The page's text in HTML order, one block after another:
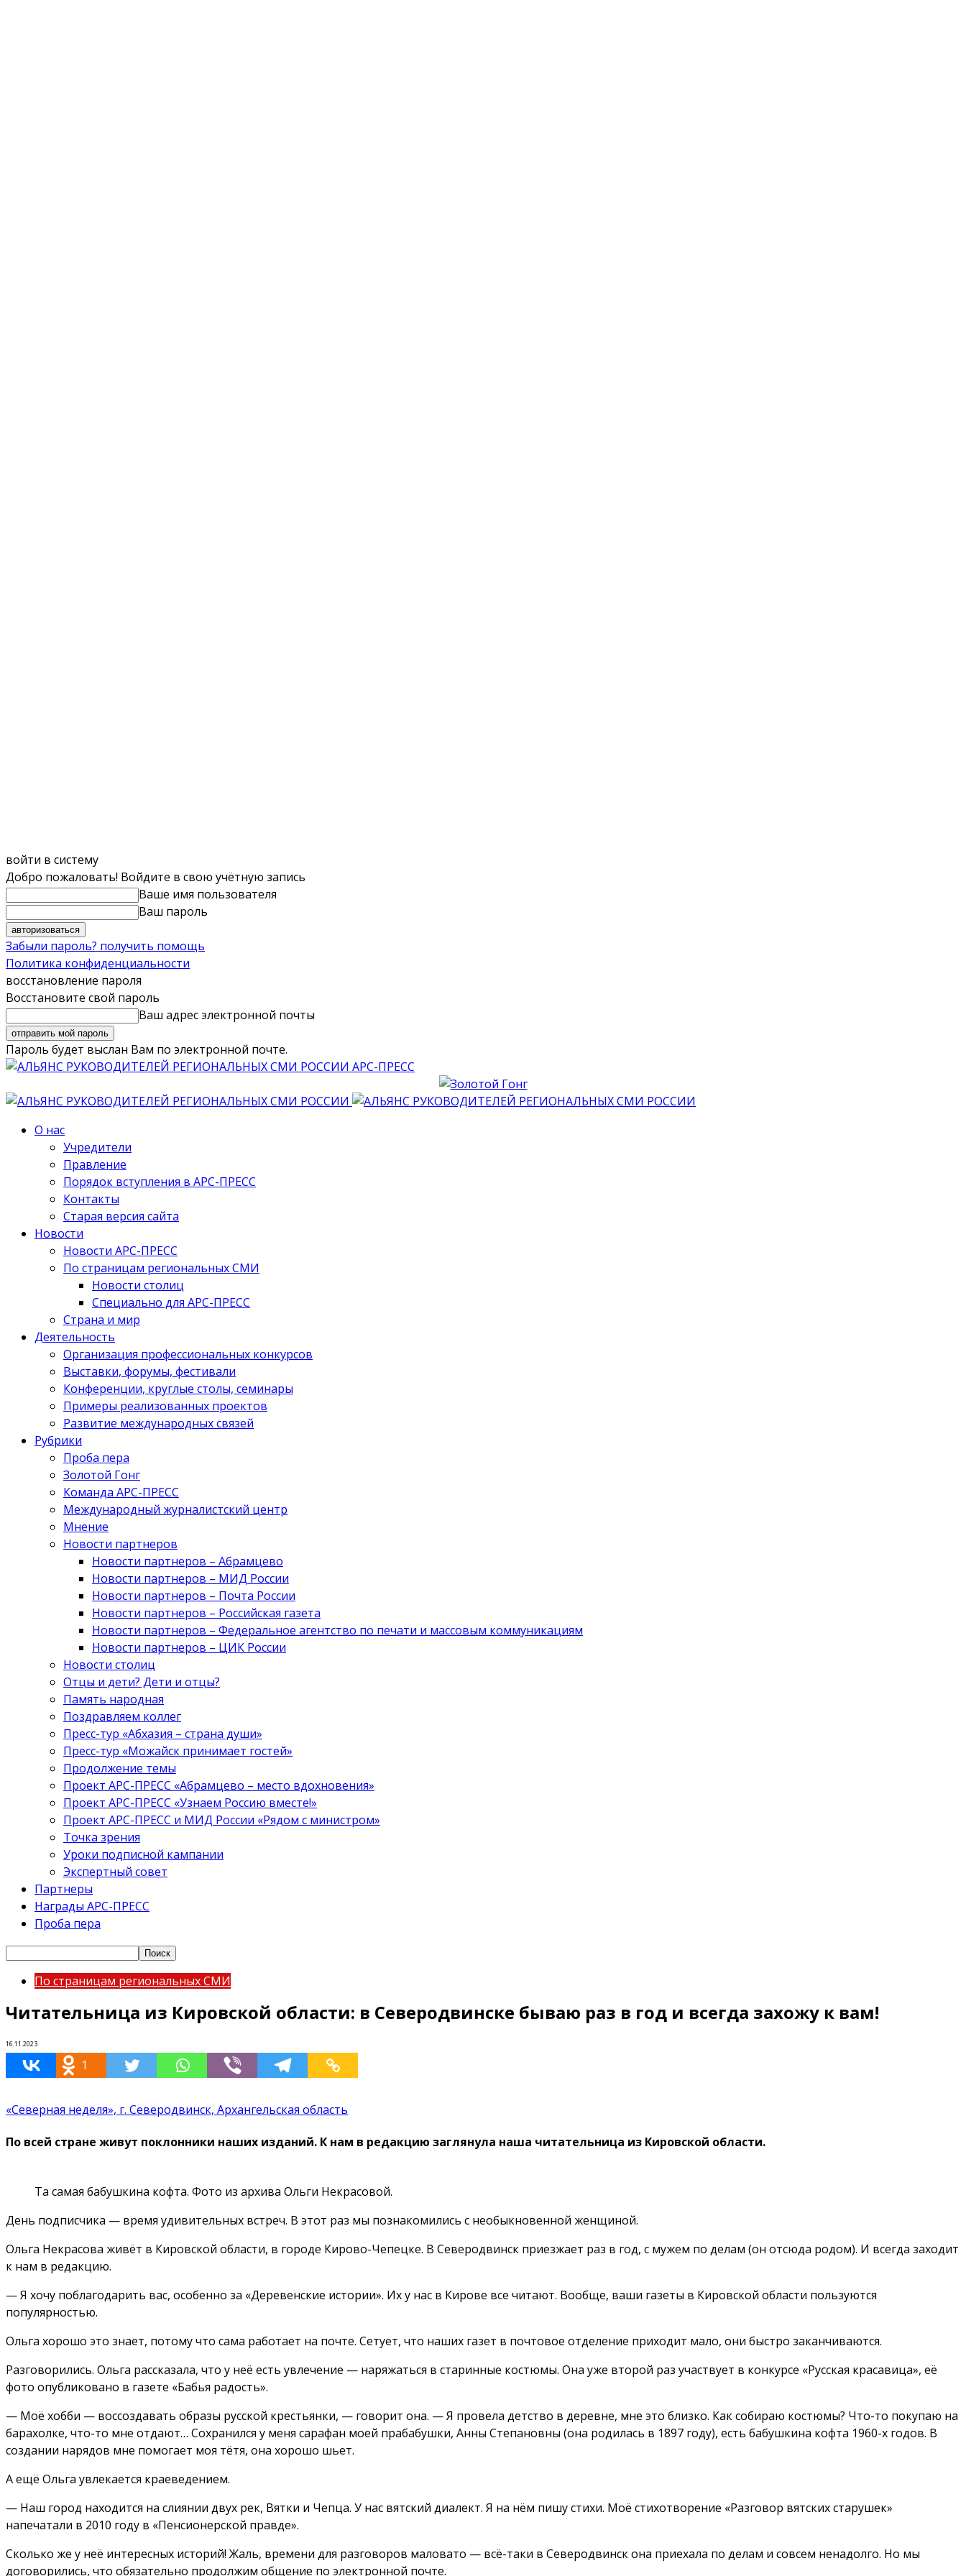
войти в систему
Добро пожаловать! Войдите в свою учётную запись
Ваше имя пользователя
Ваш пароль
Забыли пароль? получить помощь
Политика конфиденциальности
восстановление пароля
Восстановите свой пароль
Ваш адрес электронной почты
Пароль будет выслан Вам по электронной почте.
АРС-ПРЕСС
О нас
Учредители
Правление
Порядок вступления в АРС-ПРЕСС
Контакты
Старая версия сайта
Новости
Новости АРС-ПРЕСС
По страницам региональных СМИ
Новости столиц
Специально для АРС-ПРЕСС
Страна и мир
Деятельность
Организация профессиональных конкурсов
Выставки, форумы, фестивали
Конференции, круглые столы, семинары
Примеры реализованных проектов
Развитие международных связей
Рубрики
Проба пера
Золотой Гонг
Команда АРС-ПРЕСС
Международный журналистский центр
Мнение
Новости партнеров
Новости партнеров – Абрамцево
Новости партнеров – МИД России
Новости партнеров – Почта России
Новости партнеров – Российская газета
Новости партнеров – Федеральное агентство по печати и массовым коммуникациям
Новости партнеров – ЦИК России
Новости столиц
Отцы и дети? Дети и отцы?
Память народная
Поздравляем коллег
Пресс-тур «Абхазия – страна души»
Пресс-тур «Можайск принимает гостей»
Продолжение темы
Проект АРС-ПРЕСС «Абрамцево – место вдохновения»
Проект АРС-ПРЕСС «Узнаем Россию вместе!»
Проект АРС-ПРЕСС и МИД России «Рядом с министром»
Точка зрения
Уроки подписной кампании
Экспертный совет
Партнеры
Награды АРС-ПРЕСС
Проба пера
По страницам региональных СМИ
Читательница из Кировской области: в Северодвинске бываю раз в год и всегда захожу к вам!
16.11.2023
1
«Северная неделя», г. Северодвинск, Архангельская область
По всей стране живут поклонники наших изданий. К нам в редакцию заглянула наша читательница из Кировской области.
Та самая бабушкина кофта. Фото из архива Ольги Некрасовой.
День подписчика — время удивительных встреч. В этот раз мы познакомились с необыкновенной женщиной.
Ольга Некрасова живёт в Кировской области, в городе Кирово-Чепецке. В Северодвинск приезжает раз в год, с мужем по делам (он отсюда родом). И всегда заходит
к нам в редакцию.
— Я хочу поблагодарить вас, особенно за «Деревенские истории». Их у нас в Кирове все читают. Вообще, ваши газеты в Кировской области пользуются
популярностью.
Ольга хорошо это знает, потому что сама работает на почте. Сетует, что наших газет в почтовое отделение приходит мало, они быстро заканчиваются.
Разговорились. Ольга рассказала, что у неё есть увлечение — наряжаться в старинные костюмы. Она уже второй раз участвует в конкурсе «Русская красавица», её
фото опубликовано в газете «Бабья радость».
— Моё хобби — воссоздавать образы русской крестьянки, — говорит она. — Я провела детство в деревне, мне это близко. Как собираю костюмы? Что-то покупаю на
барахолке, что-то мне отдают… Сохранился у меня сарафан моей прабабушки, Анны Степановны (она родилась в 1897 году), есть бабушкина кофта 1960-х годов. В
создании нарядов мне помогает моя тётя, она хорошо шьет.
А ещё Ольга увлекается краеведением.
— Наш город находится на слиянии двух рек, Вятки и Чепца. У нас вятский диалект. Я на нём пишу стихи. Моё стихотворение «Разговор вятских старушек»
напечатали в 2010 году в «Пенсионерской правде».
Сколько же у неё интересных историй! Жаль, времени для разговоров маловато — всё-таки в Северодвинск она приехала по делам и совсем ненадолго. Но мы
договорились, что обязательно продолжим общение по электронной почте.